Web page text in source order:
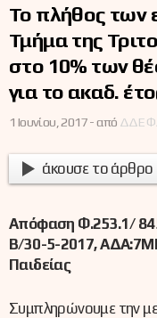
Το πλήθος των
Τμήμα της
στο 10% των
για το ακαδ.
1 Ιουνίου, 2017 -από ΔΔΕ
άκουσε το άρθρο
Απόφαση Φ.253.1/
Β/30-5-2017,
Παιδείας
Συμπληρώνουμε την